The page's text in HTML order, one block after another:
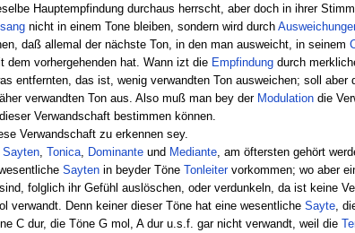
Hauptempfindung durchaus herrscht, aber doch in ihrer
nicht in einem Tone bleiben, sondern wird durch
daß allemal der nächste Ton, in den man ausweicht, in seinem
dem vorhergehenden hat. Wann izt die Empfindungdurch
entfernten, das ist, wenig verwandten Ton ausweichen; soll aber
verwandten Ton aus. Also muß man bey der Modulationdie
Verwandschaft bestimmen können.
Verwandschaft zu erkennen sey.
Sayten ,Tonica Dominante und Mediante , am öftersten gehört
Saytenin beyder Töne Tonleitervorkommen; wo aber
folglich ihr Gefühl auslöschen, oder verdunkeln, da ist keine
verwandt. Denn keiner dieser Töne hat eine wesentliche Sayte,
C dur, die Töne G mol, A dur u.s.f. gar nicht verwandt, weil die